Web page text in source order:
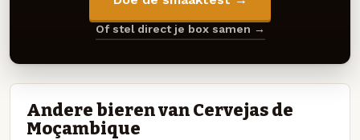
Of stel direct je box samen →
Andere bieren van Cervejas de
Moçambique